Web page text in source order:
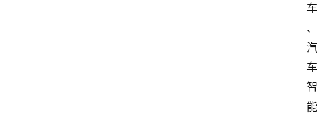
车
、
汽
车
智
能